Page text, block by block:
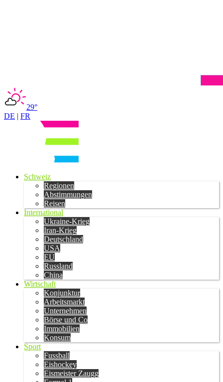
29°
DE | FR
Schweiz
Regionen
Abstimmungen
Reisen
International
Ukraine-Krieg
Iran-Krieg
Deutschland
USA
EU
Russland
China
Wirtschaft
Konjunktur
Arbeitsmarkt
Unternehmen
Börse und Co
Immobilien
Konsum
Sport
Fussball
Eishockey
Eismeister Zaugg